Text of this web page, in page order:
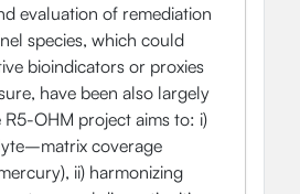
evaluation of remediation
species, which could
bioindicators or proxies
have been also largely
OHM project aims to: i)
coverage
ii) harmonizing